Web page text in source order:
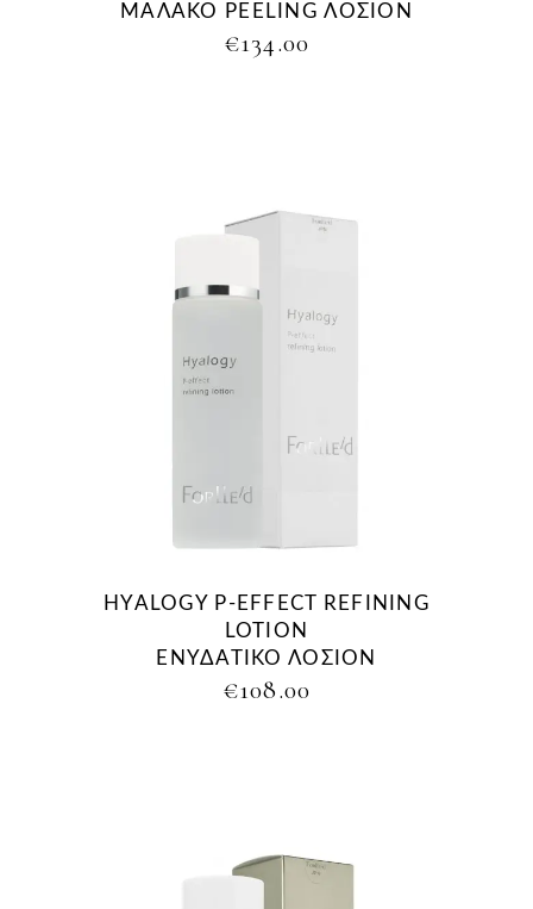
ΜΑΛΑΚΟ PEELING ΛΟΣΙΟΝ
€134.00
HYALOGY P-EFFECT REFINING
LOTION
ΕΝΥΔΑΤΙΚΟ ΛΟΣΙΟΝ
€108.00